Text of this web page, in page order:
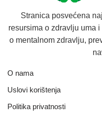
Stranica posvećena
resursima o zdravlju uma
o mentalnom zdravlju,
O nama
Uslovi korištenja
Politika privatnosti